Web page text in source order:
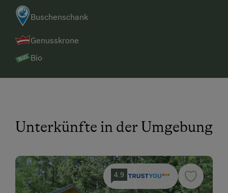
Buschenschank
Genusskrone
Bio
Unterkünfte in der Umgebung
4.9